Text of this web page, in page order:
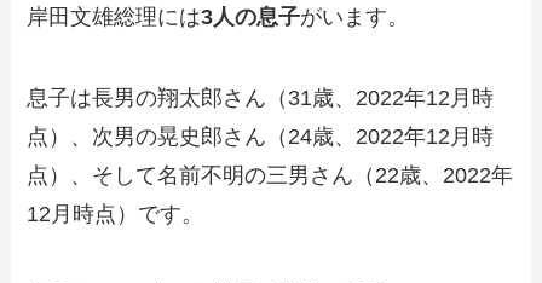
岸田文雄総理には3人の息子がいます。
息子は長男の翔太郎さん（31歳、2022年12月時
点）、次男の晃史郎さん（24歳、2022年12月時
点）、そして名前不明の三男さん（22歳、2022年
12月時点）です。